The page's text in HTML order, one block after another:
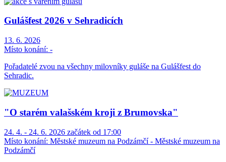
Gulášfest 2026 v Sehradicích
13. 6. 2026
Místo konání: -
Pořadatelé zvou na všechny milovníky guláše na Gulášfest do
Sehradic.
"O starém valašském kroji z Brumovska"
24. 4. - 24. 6. 2026 začátek od 17:00
Místo konání: Městské muzeum na Podzámčí - Městské muzeum na
Podzámčí